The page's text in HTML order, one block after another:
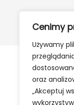
Cenimy
Używamy
oraz
„Akceptuj